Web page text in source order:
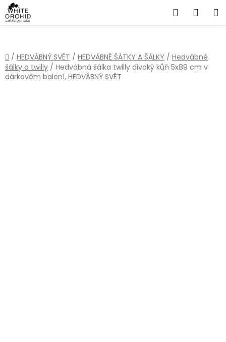
Přejít
na
obsah
Hledat
Domů
/ HEDVÁBNÝ SVĚT / HEDVÁBNÉ ŠÁTKY A ŠÁLKY / Hedvábné
šálky a twilly / Hedvábná šálka twilly divoký kůň 5x89 cm v
dárkovém balení, HEDVÁBNÝ SVĚT